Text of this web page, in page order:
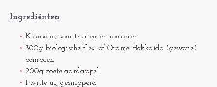
Ingrediënten
Kokosolie, voor fruiten en roosteren
300g biologische fles- of Oranje Hokkaido (gewone)
pompoen
200g zoete aardappel
1 witte ui, gesnipperd